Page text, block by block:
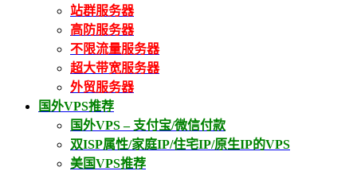
站群服务器
高防服务器
不限流量服务器
超大带宽服务器
外贸服务器
国外VPS推荐
国外VPS – 支付宝/微信付款
双ISP属性/家庭IP/住宅IP/原生IP的VPS
美国VPS推荐